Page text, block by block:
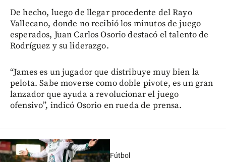
De hecho, luego de llegar procedente del Rayo
Vallecano, donde no recibió los minutos de juego
esperados, Juan Carlos Osorio destacó el talento de
Rodríguez y su liderazgo.
“James es un jugador que distribuye muy bien la
pelota. Sabe moverse como doble pivote, es un gran
lanzador que ayuda a revolucionar el juego
ofensivo”, indicó Osorio en rueda de prensa.
Fútbol